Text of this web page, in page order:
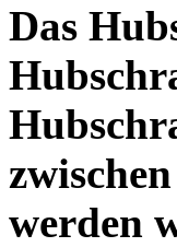
Das
werden